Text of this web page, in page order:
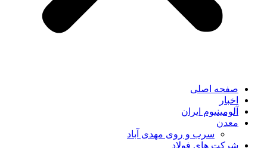
صفحه اصلی
اخبار
آلومینیوم ایران
معدن
سرب و روی مهدی آباد
شرکت های فولاد